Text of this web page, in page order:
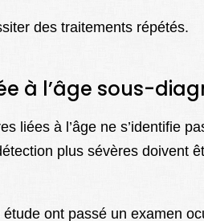
des traitements répétés.
à l’âge sous-
liées à l’âge ne s’identifie
plus sévères doivent
ont passé un examen